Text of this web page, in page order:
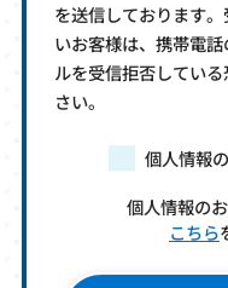
を送信しております
いお客様は、携帯電
ルを受信拒否してい
さい。
個人情報
個人情報の
こちら